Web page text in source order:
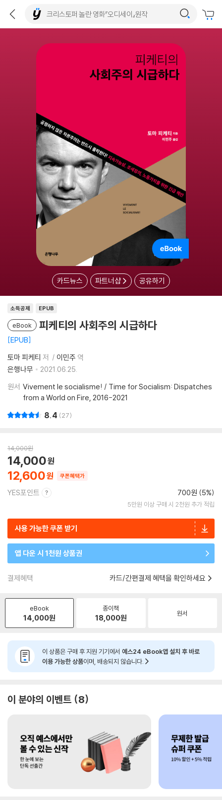
카드뉴스 파트너샵 공유하기
소득공제 EPUB
eBook 피케티의 사회주의 시급하다
EPUB
토마 피케티 저 이민주 역
은행나무
2021.06.25.
원서 Vivement le socialisme! / Time for Socialism: Dispatches
from a World on Fire, 2016-2021
8.4 27
14,000원
12,600
14,000
쿠폰혜택가
YES포인트 700원 (5%)
5만원 이상 구매 시 2천원 추가 적립
사용 가능한 쿠폰 받기
앱 다운 시 1천원 상품권
결제혜택 카드/간편결제 혜택을 확인하세요
eBook
14,000원
종이책
18,000원 원서
이 상품은 구매 후 지원 기기에서 예스24 eBook앱 설치 후 바로
이용 가능한 상품이며, 배송되지 않습니다.
이 분야의 이벤트 8